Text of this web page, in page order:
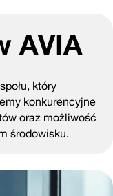
AVIA
który
konkurencyjne
oraz możliwość
środowisku.